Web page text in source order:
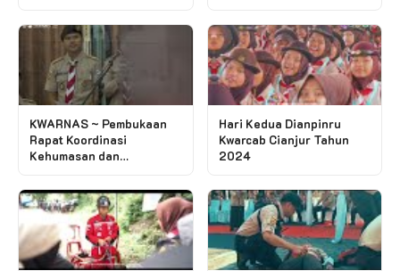
KWARNAS ~ Pembukaan
Rapat Koordinasi
Kehumasan dan
Nasional Tahun 2024
Hari Kedua Dianpinru
Kwarcab Cianjur Tahun
2024